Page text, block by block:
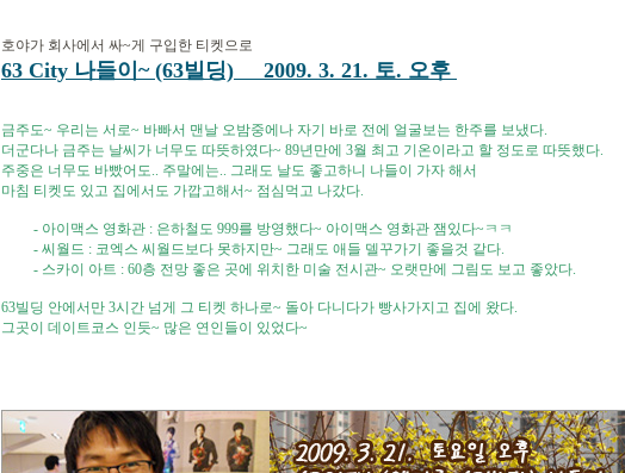
호야가 회사에서 싸~게 구입한 티켓으로
63 City 나들이~ (63빌딩) 2009. 3. 21. 토. 오후
금주도~ 우리는 서로~ 바빠서 맨날 오밤중에나 자기 바로 전에 얼굴보는 한주를 보냈다.
더군다나 금주는 날씨가 너무도 따뜻하였다~ 89년만에 3월 최고 기온이라고 할 정도로 따뜻했다.
주중은 너무도 바빴어도.. 주말에는.. 그래도 날도 좋고하니 나들이 가자 해서
마침 티켓도 있고 집에서도 가깝고해서~ 점심먹고 나갔다.
- 아이맥스 영화관 : 은하철도 999를 방영했다~ 아이맥스 영화관 잼있다~ㅋㅋ
- 씨월드 : 코엑스 씨월드보다 못하지만~ 그래도 애들 델꾸가기 좋을것 같다.
- 스카이 아트 : 60층 전망 좋은 곳에 위치한 미술 전시관~ 오랫만에 그림도 보고 좋았다.
63빌딩 안에서만 3시간 넘게 그 티켓 하나로~ 돌아 다니다가 빵사가지고 집에 왔다.
그곳이 데이트코스 인듯~ 많은 연인들이 있었다~